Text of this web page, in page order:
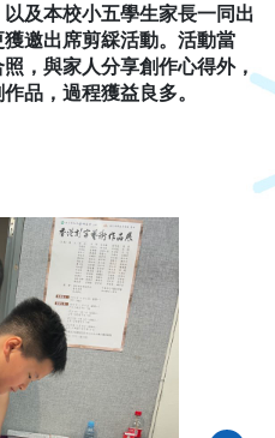
及本校小五學生家長一同出
邀出席剪綵活動。活動當
，與家人分享創作心得外，
品，過程獲益良多。